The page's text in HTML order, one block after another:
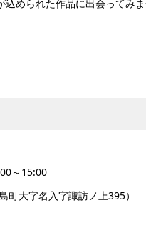
められた作品に出会ってみ
～15:00
大字名入字諏訪ノ上395）